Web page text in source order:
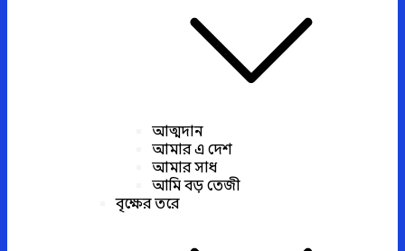
আত্মদান
আমার এ দেশ
আমার সাধ
আমি বড় তেজী
বৃক্ষের তরে